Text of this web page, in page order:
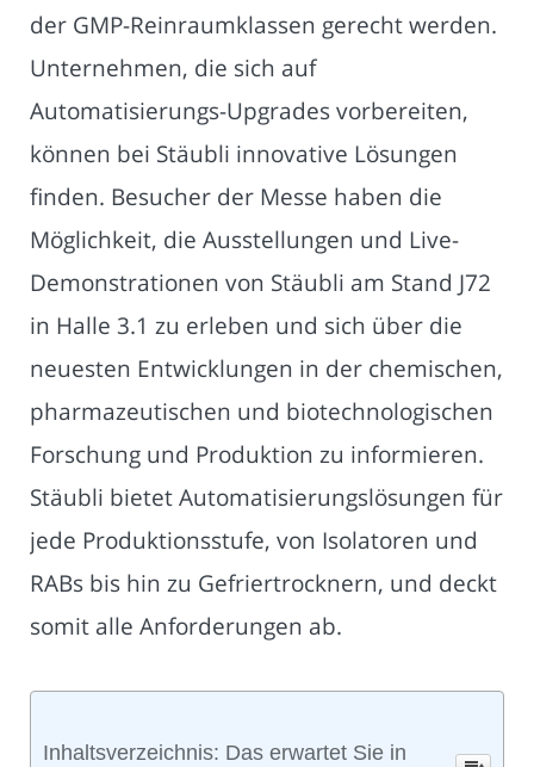
der GMP-Reinraumklassen gerecht werden.
Unternehmen, die sich auf
Automatisierungs-Upgrades vorbereiten,
können bei Stäubli innovative Lösungen
finden. Besucher der Messe haben die
Möglichkeit, die Ausstellungen und Live-
Demonstrationen von Stäubli am Stand J72
in Halle 3.1 zu erleben und sich über die
neuesten Entwicklungen in der chemischen,
pharmazeutischen und biotechnologischen
Forschung und Produktion zu informieren.
Stäubli bietet Automatisierungslösungen für
jede Produktionsstufe, von Isolatoren und
RABs bis hin zu Gefriertrocknern, und deckt
somit alle Anforderungen ab.
Inhaltsverzeichnis: Das erwartet Sie in